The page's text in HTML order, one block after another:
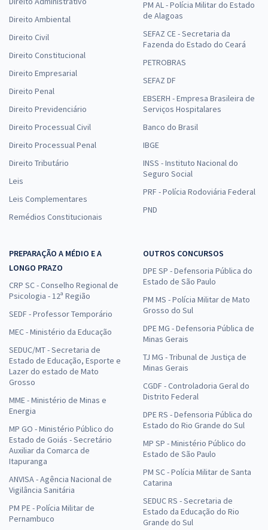
Direito Ambiental
Direito Civil
Direito Constitucional
Direito Empresarial
Direito Penal
Direito Previdenciário
Direito Processual Civil
Direito Processual Penal
Direito Tributário
Leis
Leis Complementares
Remédios Constitucionais
PM AL - Polícia Militar do Estado
de Alagoas
SEFAZ CE - Secretaria da
Fazenda do Estado do Ceará
PETROBRAS
SEFAZ DF
EBSERH - Empresa Brasileira de
Serviços Hospitalares
Banco do Brasil
IBGE
INSS - Instituto Nacional do
Seguro Social
PRF - Polícia Rodoviária Federal
PND
PREPARAÇÃO A MÉDIO E A
LONGO PRAZO
CRP SC - Conselho Regional de
Psicologia - 12ª Região
SEDF - Professor Temporário
MEC - Ministério da Educação
SEDUC/MT - Secretaria de
Estado de Educação, Esporte e
Lazer do estado de Mato
Grosso
MME - Ministério de Minas e
Energia
MP GO - Ministério Público do
Estado de Goiás - Secretário
Auxiliar da Comarca de
Itapuranga
ANVISA - Agência Nacional de
Vigilância Sanitária
PM PE - Polícia Militar de
Pernambuco
OUTROS CONCURSOS
DPE SP - Defensoria Pública do
Estado de São Paulo
PM MS - Polícia Militar de Mato
Grosso do Sul
DPE MG - Defensoria Pública de
Minas Gerais
TJ MG - Tribunal de Justiça de
Minas Gerais
CGDF - Controladoria Geral do
Distrito Federal
DPE RS - Defensoria Pública do
Estado do Rio Grande do Sul
MP SP - Ministério Público do
Estado de São Paulo
PM SC - Polícia Militar de Santa
Catarina
SEDUC RS - Secretaria de
Estado da Educação do Rio
Grande do Sul